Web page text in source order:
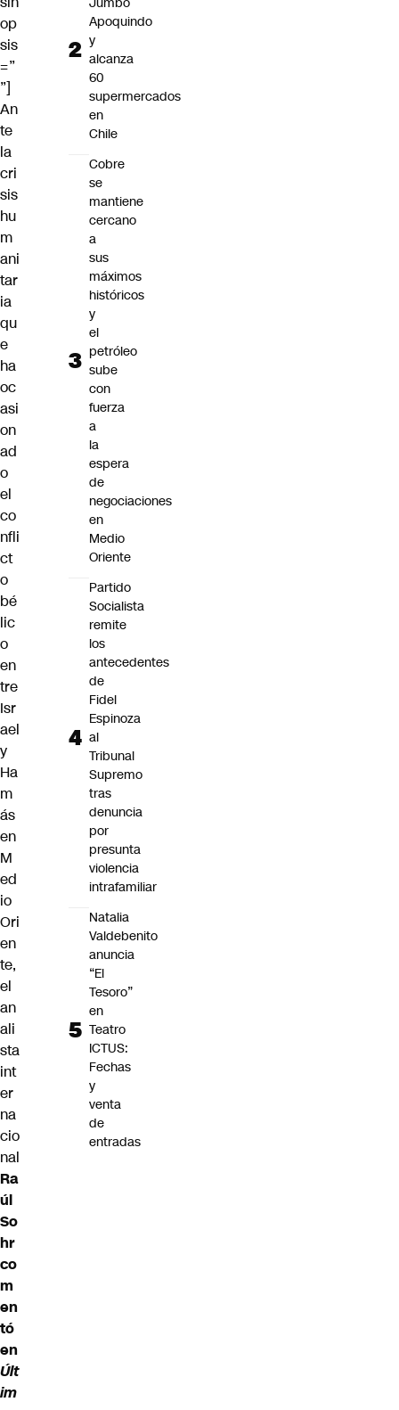
op
sis
=”
”]
An
te
la
cri
sis
hu
m
ani
tar
ia
qu
e
ha
oc
asi
on
ad
o
el
co
nfli
ct
o
bé
lic
o
en
tre
Isr
ael
y
Ha
m
ás
en
M
ed
io
Ori
en
te,
el
an
ali
sta
int
er
na
cio
nal
Ra
úl
So
hr
co
m
en
tó
en
Últ
im
Apoquindo
y
alcanza
60
supermercados
en
Chile
Cobre
se
mantiene
cercano
a
sus
máximos
históricos
y
el
petróleo
sube
con
fuerza
a
la
espera
de
negociaciones
en
Medio
Oriente
Partido
Socialista
remite
los
antecedentes
de
Fidel
Espinoza
al
Tribunal
Supremo
tras
denuncia
por
presunta
violencia
intrafamiliar
Natalia
Valdebenito
anuncia
“El
Tesoro”
en
Teatro
ICTUS:
Fechas
y
venta
de
entradas